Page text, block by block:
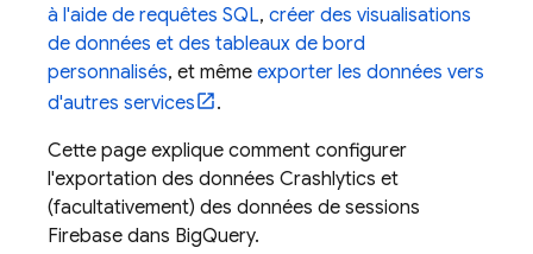
à l'aide de requêtes SQL, créer des visualisations
de données et des tableaux de bord
personnalisés, et même exporter les données vers
d'autres services
.
Cette page explique comment configurer
l'exportation des données Crashlytics et
(facultativement) des données de sessions
Firebase dans BigQuery.